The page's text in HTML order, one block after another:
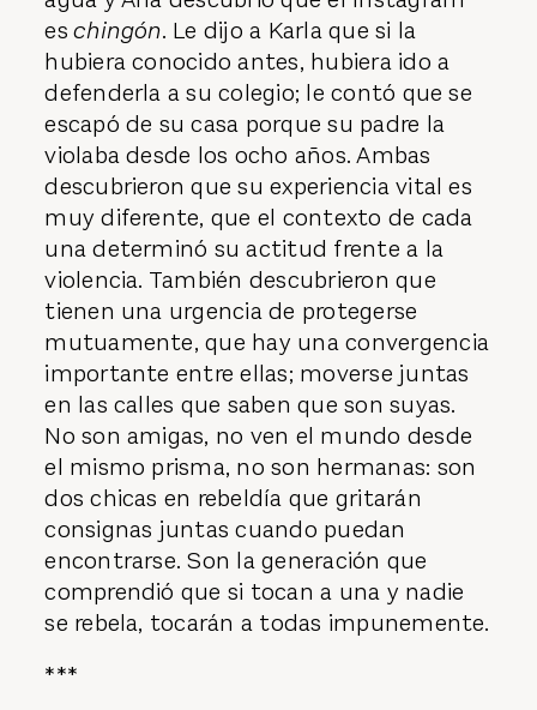
eschingón. Le dijo a Karla que si la
hubiera conocido antes, hubiera ido a
defenderla a su colegio; le contó que se
escapó de su casa porque su padre la
violaba desde los ocho años. Ambas
descubrieron que su experiencia vital es
muy diferente, que el contexto de cada
una determinó su actitud frente a la
violencia. También descubrieron que
tienen una urgencia de protegerse
mutuamente, que hay una convergencia
importante entre ellas; moverse juntas
en las calles que saben que son suyas.
No son amigas, no ven el mundo desde
el mismo prisma, no son hermanas: son
dos chicas en rebeldía que gri­tarán
consignas juntas cuando puedan
encontrarse. Son la generación que
comprendió que si tocan a una y nadie
se rebela, tocarán a todas impunemente.
***